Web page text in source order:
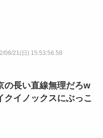
08/21(日) 15:53:56.58
の長い直線無理だろw
イノックスにぶっこ